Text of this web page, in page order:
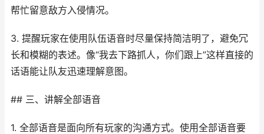
帮忙留意敌方入侵情况。
3. 提醒玩家在使用队伍语音时尽量保持简洁明了，避免冗
长和模糊的表述。像“我去下路抓人，你们跟上”这样直接的
话语能让队友迅速理解意图。
## 三、讲解全部语音
1. 全部语音是面向所有玩家的沟通方式。使用全部语音要